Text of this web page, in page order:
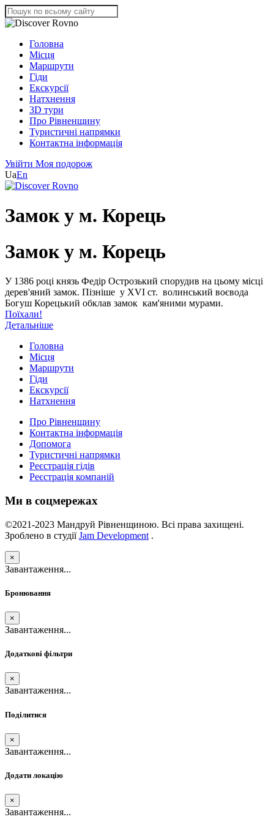
Головна
Місця
Маршрути
Гіди
Екскурсії
Натхнення
3D тури
Про Рівненщину
Туристичні напрямки
Контактна інформація
Увійти Моя подорож
UaEn
Замок у м. Корець
Замок у м. Корець
У 1386 році князь Федір Острозький спорудив на цьому місці
дерев'яний замок. Пізніше у XVI ст. волинський воєвода
Богуш Корецький обклав замок кам'яними мурами.
Поїхали!
Детальніше
Головна
Місця
Маршрути
Гіди
Екскурсії
Натхнення
Про Рівненщину
Контактна інформація
Допомога
Туристичні напрямки
Реєстрація гідів
Реєстрація компаній
Ми в соцмережах
©2021-2023 Мандруй Рівненщиною. Всі права захищені.
Зроблено в студіїJam Development .
×
Завантаження...
Бронювання
×
Завантаження...
Додаткові фільтри
×
Завантаження...
Поділитися
×
Завантаження...
Додати локацію
×
Завантаження...